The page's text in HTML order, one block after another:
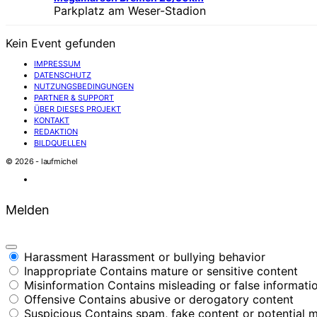
Parkplatz am Weser-Stadion
Kein Event gefunden
IMPRESSUM
DATENSCHUTZ
NUTZUNGSBEDINGUNGEN
PARTNER & SUPPORT
ÜBER DIESES PROJEKT
KONTAKT
REDAKTION
BILDQUELLEN
© 2026 - laufmichel
Melden
Harassment Harassment or bullying behavior
Inappropriate Contains mature or sensitive content
Misinformation Contains misleading or false
Offensive Contains abusive or derogatory content
Suspicious Contains spam, fake content or potential